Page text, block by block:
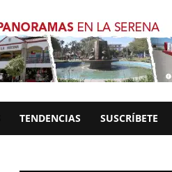
TENDENCIAS SUSCRÍBETE